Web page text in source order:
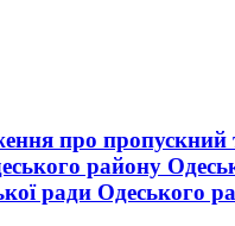
про пропускний
району
ради Одеського